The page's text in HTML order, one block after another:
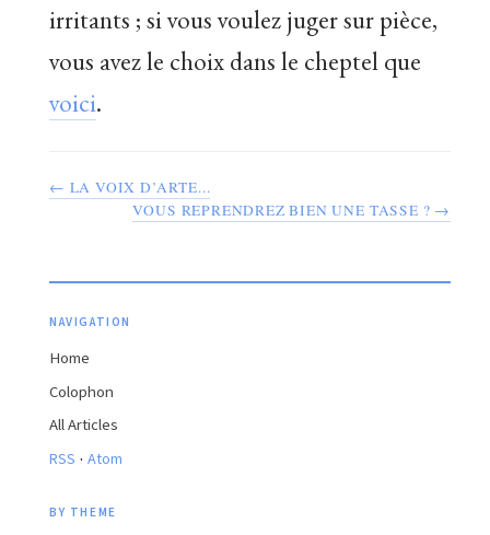
irritants ; si vous voulez juger sur pièce,
vous avez le choix dans le cheptel que
voici.
← LA VOIX D’ARTE...
VOUS REPRENDREZ BIEN UNE TASSE ? →
NAVIGATION
Home
Colophon
All Articles
RSS · Atom
BY THEME